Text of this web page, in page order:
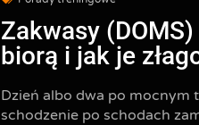
Zakwasy
biorą i jak je
Dzień albo dwa po mocnym
schodzenie po schodach